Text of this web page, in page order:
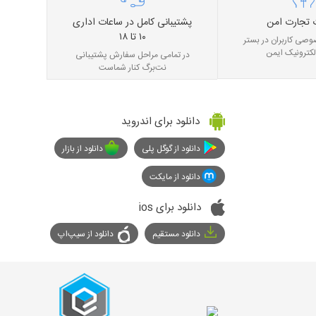
تجارت امن
کاربران در بستر
ایمن
پشتیبانی کامل در ساعات اداری
۱۰ تا ۱۸
در تمامی مراحل سفارش پشتیبانی
نت‌برگ کنار شماست
دانلود برای اندروید
دانلود از گوگل پلی
دانلود از بازار
دانلود از مایکت
دانلود برای ios
دانلود مستقیم دانلود از سیپ‌اپ